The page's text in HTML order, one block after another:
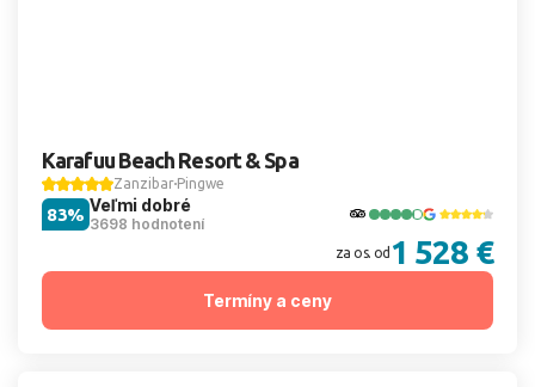
Karafuu Beach Resort & Spa
Zanzibar Pingwe
Veľmi dobré
3698 hodnotení
83%
za os. od 1 528 €
Termíny a ceny